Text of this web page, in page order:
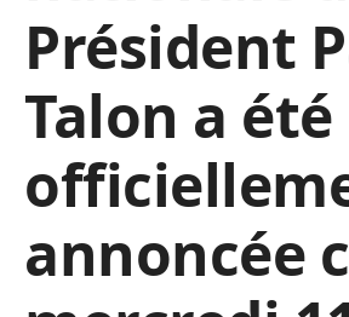
Président
Talon a été
annoncée